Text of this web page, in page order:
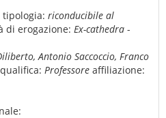
tipologia: riconducibile al
di erogazione: Ex-cathedra -
Antonio Saccoccio, Franco
qualifica: Professore affiliazione: